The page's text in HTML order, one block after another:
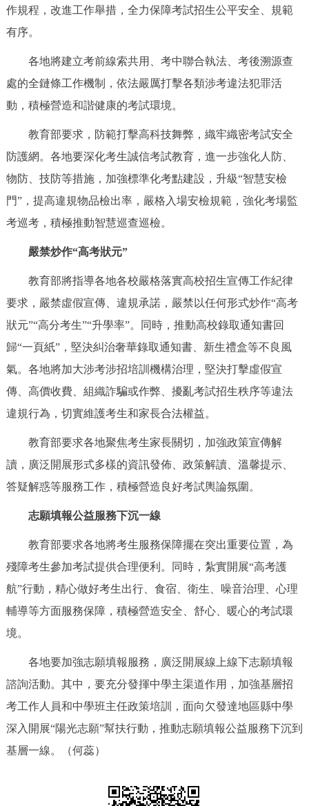
便民服務 利企服務 投資項目
政民互動
參與調查 線上訪談 圖説互動
走進北京
北京概況 十六區概覽
多語種
한국어 日本語
ESPAÑOL العربية
ITALIANO
作規程，改進工作舉措，全力保障考試招生公平安全、規範
有序。
各地將建立考前線索共用、考中聯合執法、考後溯源查
處的全鏈條工作機制，依法嚴厲打擊各類涉考違法犯罪活
動，積極營造和諧健康的考試環境。
教育部要求，防範打擊高科技舞弊，織牢織密考試安全
防護網。各地要深化考生誠信考試教育，進一步強化人防、
物防、技防等措施，加強標準化考點建設，升級“智慧安檢
門”，提高違規物品檢出率，嚴格入場安檢規範，強化考場監
考巡考，積極推動智慧巡查巡檢。
嚴禁炒作“高考狀元”
教育部將指導各地各校嚴格落實高校招生宣傳工作紀律
要求，嚴禁虛假宣傳、違規承諾，嚴禁以任何形式炒作“高考
狀元”“高分考生”“升學率”。同時，推動高校錄取通知書回
歸“一頁紙”，堅決糾治奢華錄取通知書、新生禮盒等不良風
氣。各地將加大涉考涉招培訓機構治理，堅決打擊虛假宣
傳、高價收費、組織詐騙或作弊、擾亂考試招生秩序等違法
違規行為，切實維護考生和家長合法權益。
教育部要求各地聚焦考生家長關切，加強政策宣傳解
讀，廣泛開展形式多樣的資訊發佈、政策解讀、溫馨提示、
答疑解惑等服務工作，積極營造良好考試輿論氛圍。
志願填報公益服務下沉一線
教育部要求各地將考生服務保障擺在突出重要位置，為
殘障考生參加考試提供合理便利。同時，紮實開展“高考護
航”行動，精心做好考生出行、食宿、衛生、噪音治理、心理
輔導等方面服務保障，積極營造安全、舒心、暖心的考試環
境。
各地要加強志願填報服務，廣泛開展線上線下志願填報
諮詢活動。其中，要充分發揮中學主渠道作用，加強基層招
考工作人員和中學班主任政策培訓，面向欠發達地區縣中學
深入開展“陽光志願”幫扶行動，推動志願填報公益服務下沉到
基層一線。（何蕊）